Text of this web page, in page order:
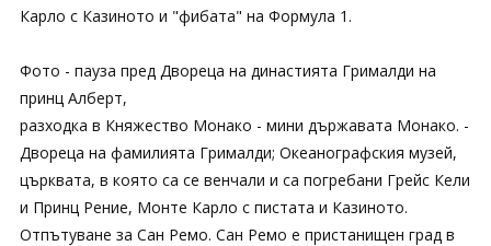
Карло с Казиното и "фибата" на Формула 1.
Фото - пауза пред Двореца на династията Грималди на
принц Алберт,
разходка в Княжество Монако - мини държавата Монако. -
Двореца на фамилията Грималди; Океанографския музей,
църквата, в която са се венчали и са погребани Грейс Кели
и Принц Рение, Монте Карло с пистата и Казиното.
Отпътуване за Сан Ремо. Сан Ремо е пристанищен град в